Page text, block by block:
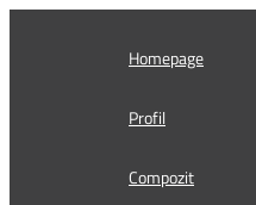
Homepage
Profil
Compozit